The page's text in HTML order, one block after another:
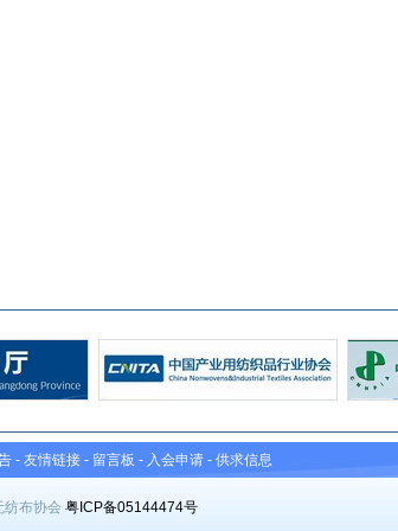
- 友情链接 - 留言板 - 入会申请 - 供求信息
布协会 粤ICP备05144474号